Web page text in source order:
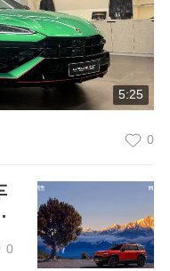
5:25
0
0